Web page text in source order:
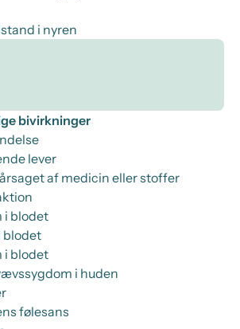
i nyren
bivirkninger
lever
af medicin eller stoffer
i blodet
blodet
i blodet
i huden
følesans